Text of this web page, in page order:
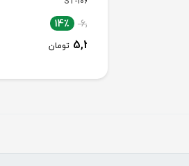
6,000,000
5,200,000